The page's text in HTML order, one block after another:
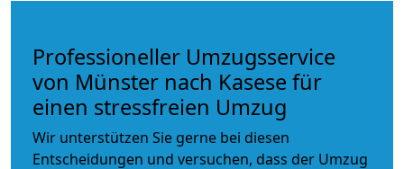
Professioneller Umzugsservice
von Münster nach Kasese für
einen stressfreien Umzug
Wir unterstützen Sie gerne bei diesen
Entscheidungen und versuchen, dass der Umzug